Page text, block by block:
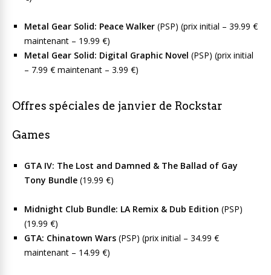
Metal Gear Solid: Peace Walker (PSP) (prix initial – 39.99 €
maintenant – 19.99 €)
Metal Gear Solid: Digital Graphic Novel (PSP) (prix initial
– 7.99 € maintenant – 3.99 €)
Offres spéciales de janvier de Rockstar
Games
GTA IV: The Lost and Damned & The Ballad of Gay
Tony Bundle (19.99 €)
Midnight Club Bundle: LA Remix & Dub Edition (PSP)
(19.99 €)
GTA: Chinatown Wars (PSP) (prix initial – 34.99 €
maintenant – 14.99 €)